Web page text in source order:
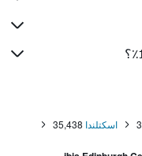
اسكتلندا 35,438